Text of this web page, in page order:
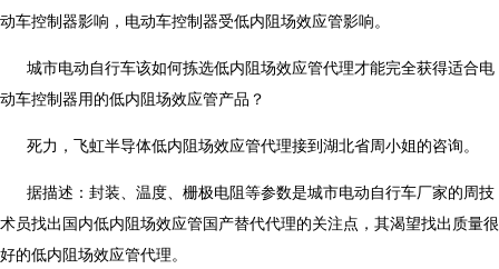
动车控制器影响，电动车控制器受低内阻场效应管影响。
城市电动自行车该如何拣选低内阻场效应管代理才能完全获得适合电
动车控制器用的低内阻场效应管产品？
死力，飞虹半导体低内阻场效应管代理接到湖北省周小姐的咨询。
据描述：封装、温度、栅极电阻等参数是城市电动自行车厂家的周技
术员找出国内低内阻场效应管国产替代代理的关注点，其渴望找出质量很
好的低内阻场效应管代理。